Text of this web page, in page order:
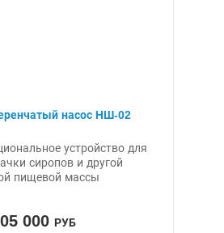
насос НШ-02
устройство для
сиропов и другой
пищевой массы
000 РУБ